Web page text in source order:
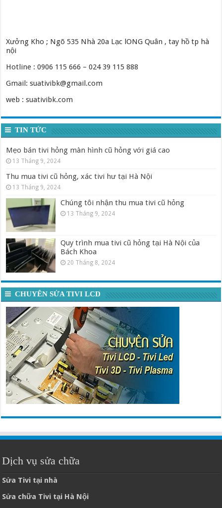
Xưởng Kho ; Ngõ 535 Nhà 20a Lạc lONG Quân , tay hồ tp hà
nội
Hotline : 0906 115 666 – 024 39 115 888
Gmail: suativibk@gmail.com
web : suativibk.com
TIN TỨC
Mẹo bán tivi hỏng màn hình cũ hỏng với giá cao
13 Tháng 9, 2024
Thu mua tivi cũ hỏng, xác tivi hư tại Hà Nội
13 Tháng 9, 2024
Chúng tôi nhận thu mua tivi cũ hỏng
13 Tháng 9, 2024
Quy trình mua tivi cũ hỏng tại Hà Nội của
Bách Khoa
20 Tháng 8, 2024
CHUYÊN SỬA TIVI LCD
Dịch vụ sửa chữa
Sửa Tivi tại nhà
Sửa chữa Tivi tại Hà Nội